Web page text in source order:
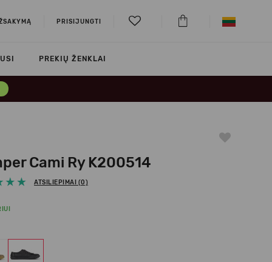
PRISIJUNGTI
PREKIŲ ŽENKLAI
Cami Ry K200514
ATSILIEPIMAI (0)